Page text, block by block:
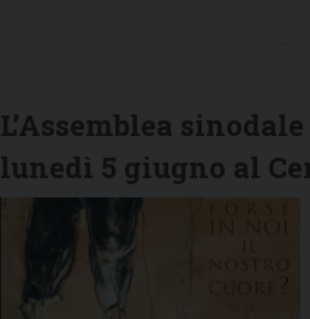
L’Assemblea
lunedì 5 giugno al